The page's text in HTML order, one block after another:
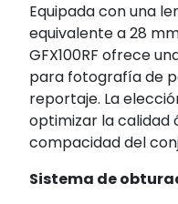
Equipada con una
equivalente a 28
GFX100RF ofrece
para fotografía de
reportaje. La
optimizar la calidad
compacidad del
Sistema de